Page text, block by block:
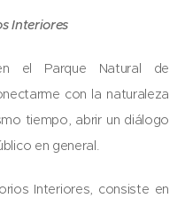
Interiores
el Parque Natural de
con la naturaleza
tiempo, abrir un diálogo
en general.
Interiores, consiste en